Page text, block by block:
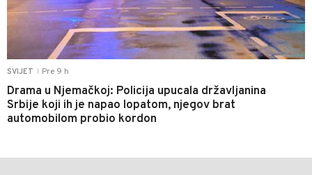
SVIJET Pre 9 h
Drama u Njemačkoj: Policija upucala državljanina
Srbije koji ih je napao lopatom, njegov brat
automobilom probio kordon